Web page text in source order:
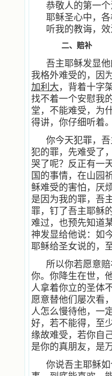
恭敬人的第一
耶稣圣心中，
听我的教诲，
二、赔补
吾主耶稣发显
我格外难受的，因
加利大 ，背着十字
找不着一个安慰我
堂，不能难受，为
得讲，你仔细听着
你今天犯罪，
犯的罪，先难受了
哭了呢？反正有一
国的事情，在山园
稣难受的害怕，厌
是因为我的罪，吾
罪，钉了吾主耶稣
难过，也预先知道
神发显给他说：如
耶稣给圣女说的，
所以你若愿意
你。你降生在世，
人拿着你立的圣体
愿意替他们屡次看
人怎么慢待他，一
好，若不能得，至
缘故难受，若你自
是你的真朋友，是
你说吾主耶稣